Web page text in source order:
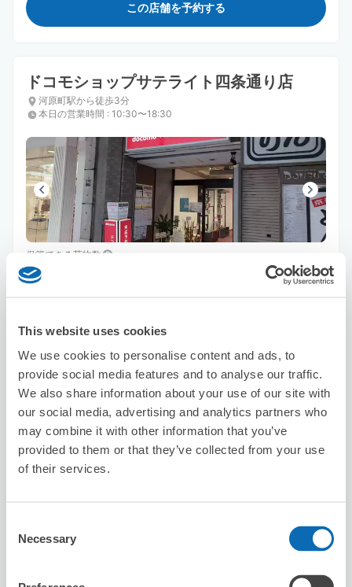
This website uses cookies
We use cookies to personalise content and ads, to
provide social media features and to analyse our traffic.
We also share information about your use of our site with
our social media, advertising and analytics partners who
may combine it with other information that you’ve
provided to them or that they’ve collected from your use
of their services.
Selection
Necessary
この店舗を予約する
ドコモショップサテライト四条通り店
河原町駅から徒歩3分
本日の営業時間 : 10:30〜18:30
保管できる荷物数
スーツケースサイズ
この店舗を予約する
secret class
烏丸御池駅から徒歩2分
本日の営業時間: